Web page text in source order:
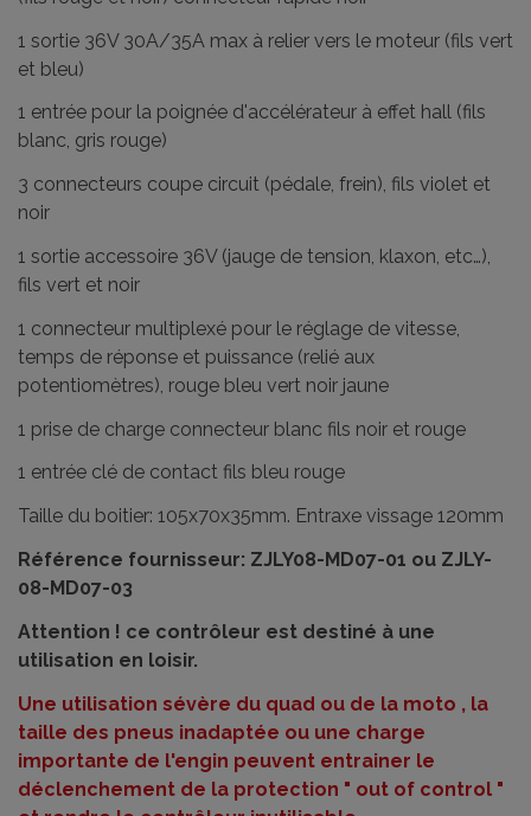
1 sortie 36V 30A/35A max à relier vers le moteur (fils vert
et bleu)
1 entrée pour la poignée d'accélérateur à effet hall (fils
blanc, gris rouge)
3 connecteurs coupe circuit (pédale, frein), fils violet et
noir
1 sortie accessoire 36V (jauge de tension, klaxon, etc…),
fils vert et noir
1 connecteur multiplexé pour le réglage de vitesse,
temps de réponse et puissance (relié aux
potentiomètres), rouge bleu vert noir jaune
1 prise de charge connecteur blanc fils noir et rouge
1 entrée clé de contact fils bleu rouge
Taille du boitier: 105x70x35mm. Entraxe vissage 120mm
Référence fournisseur: ZJLY08-MD07-01 ou ZJLY-
08-MD07-03
Attention ! ce contrôleur est destiné à une
utilisation en loisir.
Une utilisation sévère du quad ou de la moto , la
taille des pneus inadaptée ou une charge
importante de l'engin peuvent entrainer le
déclenchement de la protection " out of control "